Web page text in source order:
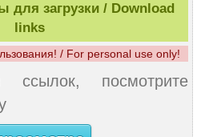
загрузки / Download
links
/ For personal use only!
ссылок, посмотрите